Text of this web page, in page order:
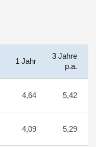
1 Jahr
3 Jahre
p.a.
4,64 5,42
4,09 5,29